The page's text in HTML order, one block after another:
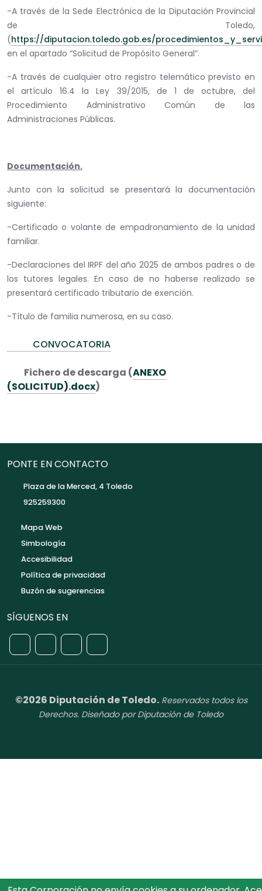
-A través de la Sede Electrónica de la Diputación Provincial
de Toledo,
(https://diputacion.toledo.gob.es/
en el apartado “Solicitud de Propósito General”.
-A través de cualquier otro registro telemático previsto en
el artículo 16.4 la Ley 39/2015, de 1 de octubre, del
Procedimiento Administrativo Común de las
Administraciones Públicas.
Documentación.
Junto con la solicitud se presentará la documentación
siguiente:
-Certificado o volante de empadronamiento de la unidad
familiar.
-Declaraciones del IRPF del año 2025 de ambos padres o de
los tutores legales. En caso de no haberse realizado se
presentará certificado tributario de exención.
-Título de familia numerosa, en su caso.
CONVOCATORIA
Fichero de descarga (ANEXO
(SOLICITUD).docx)
PONTE EN CONTACTO
Plaza de la Merced, 4 Toledo
925259300
Mapa Web
Simbología
Accesibilidad
Política de privacidad
Buzón de sugerencias
SÍGUENOS EN
©2026 Diputación de Toledo. Reservados todos los
Derechos. Diseñado por Diputación de Toledo